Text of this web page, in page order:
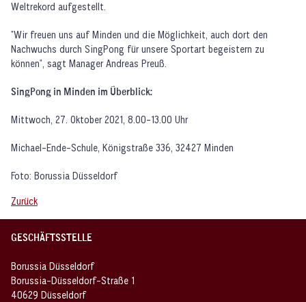
Weltrekord aufgestellt.
"Wir freuen uns auf Minden und die Möglichkeit, auch dort den
Nachwuchs durch SingPong für unsere Sportart begeistern zu
können", sagt Manager Andreas Preuß.
SingPong in Minden im Überblick:
Mittwoch, 27. Oktober 2021, 8.00-13.00 Uhr
Michael-Ende-Schule, Königstraße 336, 32427 Minden
Foto: Borussia Düsseldorf
Zurück
GESCHÄFTSSTELLE
Borussia Düsseldorf
Borussia-Düsseldorf-Straße 1
40629 Düsseldorf